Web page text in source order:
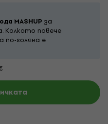
MASHUP за
повече
по-голяма е